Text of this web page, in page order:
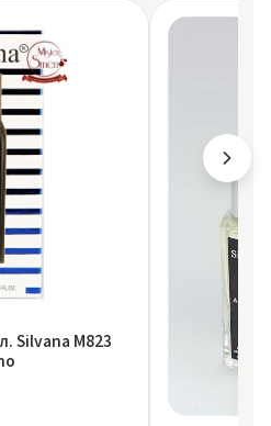
Silvana M823